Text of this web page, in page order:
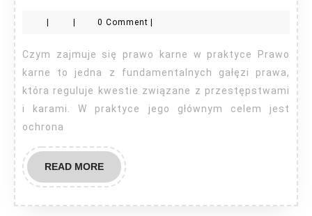
sie
prawo
karne?
0 Comment
Czym zajmuje się prawo karne w praktyce Prawo
karne to jedna z fundamentalnych gałęzi prawa,
która reguluje kwestie związane z przestępstwami
i karami. W praktyce jego głównym celem jest
ochrona
READ MOREREAD
MORE